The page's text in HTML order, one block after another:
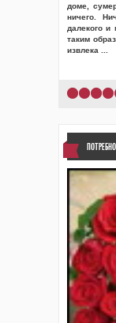
доме,
ничего.
далекого и
таким
извлека